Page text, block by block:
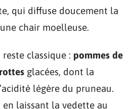
qui diffuse doucement la
chair moelleuse.
reste classique : pommes de
glacées, dont la
légère du pruneau.
en laissant la vedette au